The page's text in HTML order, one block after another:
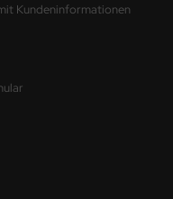
Kundeninformationen